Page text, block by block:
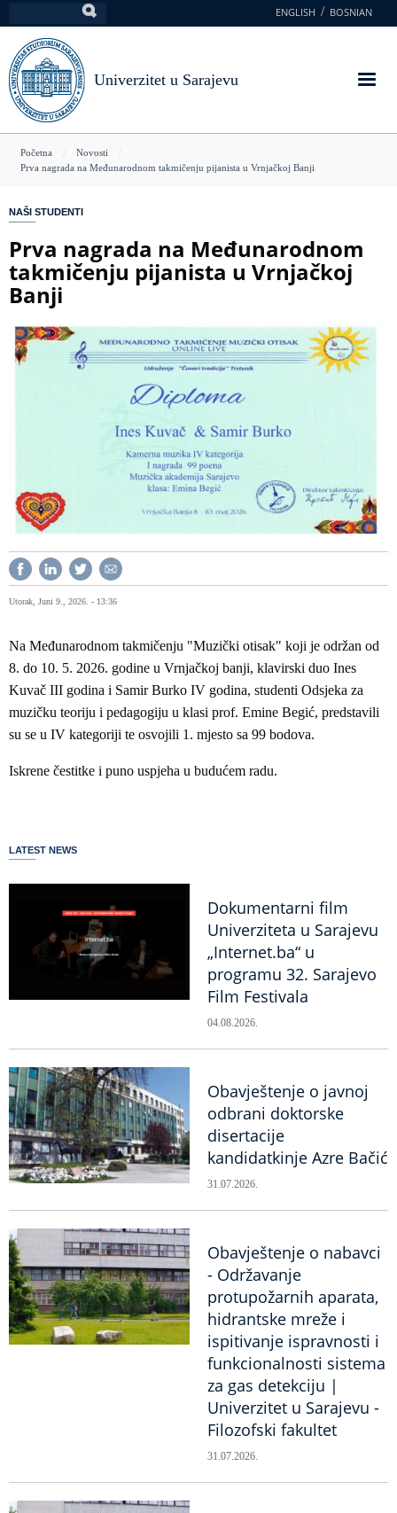
na
glavni
sadržaj
ENGLISH BOSNIAN
Univerzitet u Sarajevu
You
here
Početna
Novosti
Prva nagrada na Međunarodnom takmičenju pijanista u Vrnjačkoj Banji
NAŠI STUDENTI
Prva nagrada na Međunarodnom
takmičenju pijanista u Vrnjačkoj
Banji
Utorak, Juni 9., 2026. - 13:36
Na Međunarodnom takmičenju "Muzički otisak" koji je održan od
8. do 10. 5. 2026. godine u Vrnjačkoj banji, klavirski duo Ines
Kuvač III godina i Samir Burko IV godina, studenti Odsjeka za
muzičku teoriju i pedagogiju u klasi prof. Emine Begić, predstavili
su se u IV kategoriji te osvojili 1. mjesto sa 99 bodova.
Iskrene čestitke i puno uspjeha u budućem radu.
LATEST NEWS
Dokumentarni film
Univerziteta u Sarajevu
„Internet.ba“ u
programu 32. Sarajevo
Film Festivala
04.08.2026.
Obavještenje o javnoj
odbrani doktorske
disertacije
kandidatkinje Azre Bačić
31.07.2026.
Obavještenje o nabavci
- Održavanje
protupožarnih aparata,
hidrantske mreže i
ispitivanje ispravnosti i
funkcionalnosti sistema
za gas detekciju |
Univerzitet u Sarajevu -
Filozofski fakultet
31.07.2026.